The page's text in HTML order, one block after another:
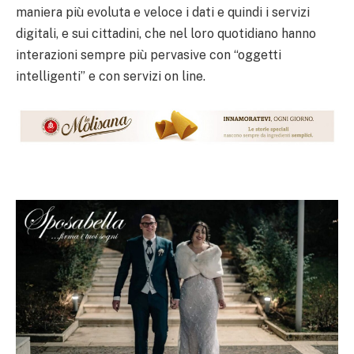
maniera più evoluta e veloce i dati e quindi i servizi
digitali, e sui cittadini, che nel loro quotidiano hanno
interazioni sempre più pervasive con “oggetti
intelligenti” e con servizi on line.